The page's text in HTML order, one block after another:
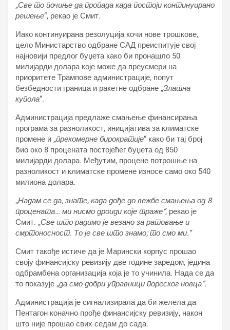
„Све то почиње да пропада када постоји континуирано
решење“, рекао је Смит.
Иако континуирана резолуција кочи нове трошкове,
цело Министарство одбране САД преиспитује свој
најновији предлог буџета како би пронашло 50
милијарди долара које може да преусмери на
приоритете Трампове администрације, попут
безбедности граница и ракетне одбране „Златна
купола“.
Администрација предлаже смањење финансирања
програма за разноликост, иницијатива за климатске
промене и „прекомерне бирократије“ како би тај број
био око 8 процената постојећег буџета од 850
милијарди долара. Међутим, процене потрошње на
разноликост и климатске промене износе само око 540
милиона долара.
„Надам се да, знате, када дође до вежбе смањења од 8
процената… ми нисмо дроиди које траже“, рекао је
Смит. „Све што радимо је везано за ратовање и
смртоносност. То је све што знамо; то смо ми.“
Смит такође истиче да је Марински корпус прошао
своју финансијску ревизију две године заредом, једина
одбрамбена организација која је то учинила. Нада се да
то показује „да смо добри управници пореског новца“.
Администрација је сигнализирала да би желела да
Пентагон коначно прође финансијску ревизију, након
што није прошао свих седам до сада.